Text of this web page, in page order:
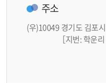
주소
(우)10049 경기도 김포
［지번: 학운리